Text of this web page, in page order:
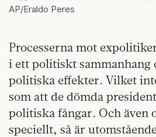
AP/Eraldo Peres
Processerna mot
i ett politiskt sammanhang
politiska effekter. Vilket
som att de dömda
politiska fångar. Och även
speciellt, så är